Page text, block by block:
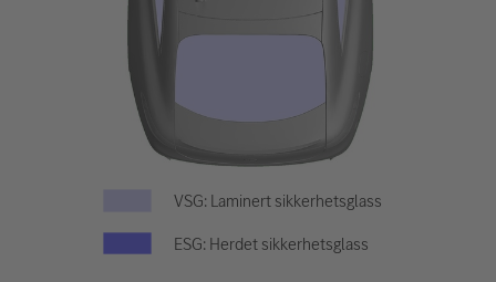
VSG: Laminert sikkerhetsglass
ESG: Herdet sikkerhetsglass